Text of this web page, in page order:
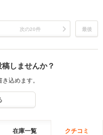
ない細かな対応でお待ちして
うぞ宜しくお願いいたしま
次の20件 最後
しませんか？
込めます。
在庫一覧 クチコミ